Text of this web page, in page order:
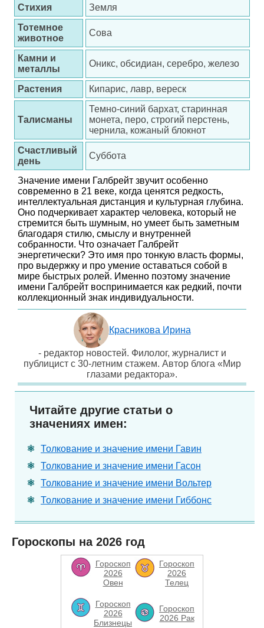
Стихия
Земля
Тотемное
животное
Сова
Камни и
металлы
Оникс, обсидиан, серебро, железо
Растения Кипарис, лавр, вереск
Талисманы
Темно-синий бархат, старинная
монета, перо, строгий перстень,
чернила, кожаный блокнот
Счастливый
день
Суббота
Значение имени Галбрейт звучит особенно
современно в 21 веке, когда ценятся редкость,
интеллектуальная дистанция и культурная глубина.
Оно подчеркивает характер человека, который не
стремится быть шумным, но умеет быть заметным
благодаря стилю, смыслу и внутренней
собранности. Что означает Галбрейт
энергетически? Это имя про тонкую власть формы,
про выдержку и про умение оставаться собой в
мире быстрых ролей. Именно поэтому значение
имени Галбрейт воспринимается как редкий, почти
коллекционный знак индивидуальности.
Красникова Ирина
- редактор новостей. Филолог, журналист и
публицист с 30-летним стажем. Автор блога «Мир
глазами редактора».
Читайте другие статьи о
значениях имен:
Толкование и значение имени Гавин
Толкование и значение имени Гасон
Толкование и значение имени Вольтер
Толкование и значение имени Гиббонс
Гороскопы на 2026 год
Гороскоп
2026
Овен
Гороскоп
2026
Телец
Гороскоп
2026
Близнецы
Гороскоп
2026 Рак